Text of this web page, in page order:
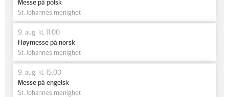
Messe på polsk
St. Johannes menighet
9. aug. kl. 11.00
Høymesse på norsk
St. Johannes menighet
9. aug. kl. 15.00
Messe på engelsk
St. Johannes menighet